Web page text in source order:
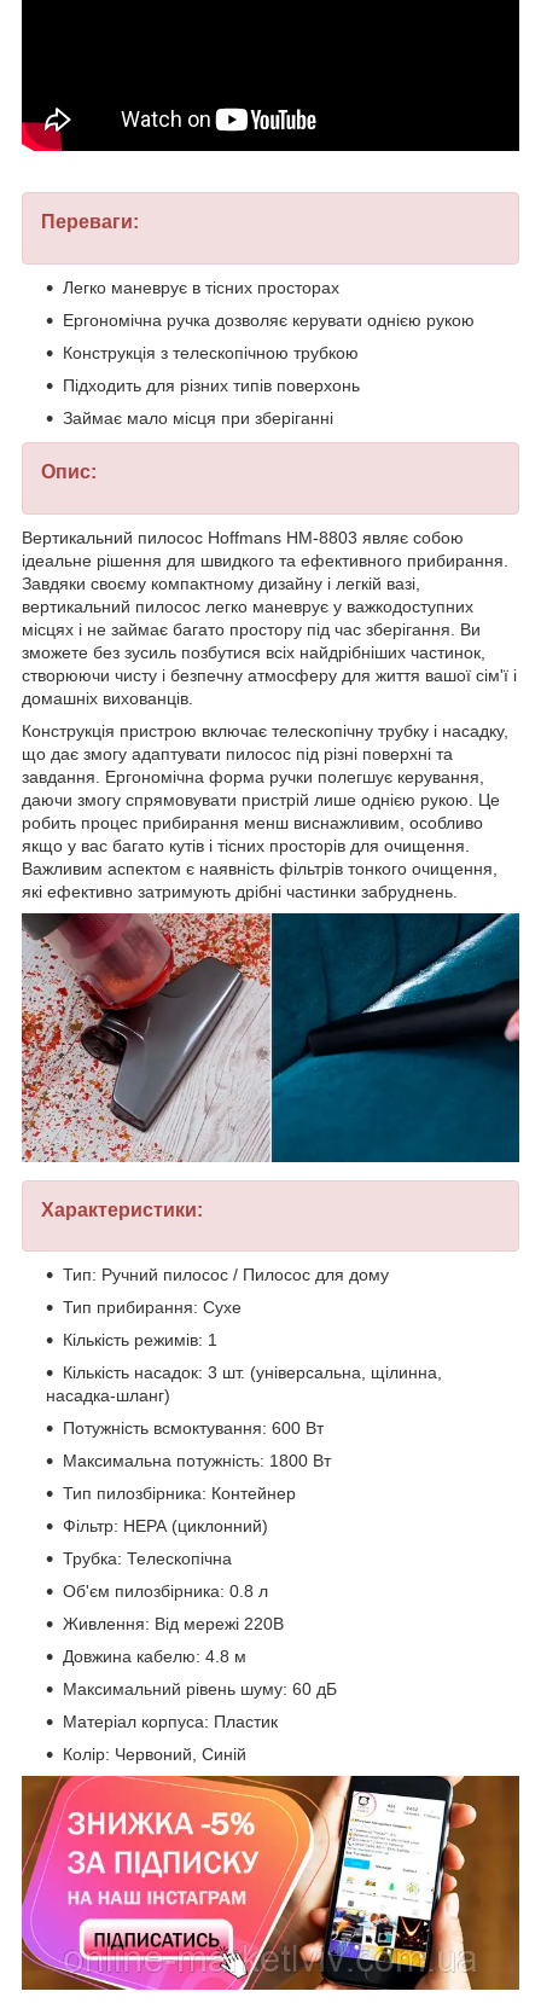
Переваги:
Легко маневрує в тісних просторах
Ергономічна ручка дозволяє керувати однією рукою
Конструкція з телескопічною трубкою
Підходить для різних типів поверхонь
Займає мало місця при зберіганні
Опис:
Вертикальний пилосос Hoffmans HM-8803 являє собою
ідеальне рішення для швидкого та ефективного прибирання.
Завдяки своєму компактному дизайну і легкій вазі,
вертикальний пилосос легко маневрує у важкодоступних
місцях і не займає багато простору під час зберігання. Ви
зможете без зусиль позбутися всіх найдрібніших частинок,
створюючи чисту і безпечну атмосферу для життя вашої сім'ї і
домашніх вихованців.
Конструкція пристрою включає телескопічну трубку і насадку,
що дає змогу адаптувати пилосос під різні поверхні та
завдання. Ергономічна форма ручки полегшує керування,
даючи змогу спрямовувати пристрій лише однією рукою. Це
робить процес прибирання менш виснажливим, особливо
якщо у вас багато кутів і тісних просторів для очищення.
Важливим аспектом є наявність фільтрів тонкого очищення,
які ефективно затримують дрібні частинки забруднень.
Характеристики:
Тип: Ручний пилосос / Пилосос для дому
Тип прибирання: Сухе
Кількість режимів: 1
Кількість насадок: 3 шт. (універсальна, щілинна,
насадка-шланг)
Потужність всмоктування: 600 Вт
Максимальна потужність: 1800 Вт
Тип пилозбірника: Контейнер
Фільтр: НЕРА (циклонний)
Трубка: Телескопічна
Об'єм пилозбірника: 0.8 л
Живлення: Від мережі 220В
Довжина кабелю: 4.8 м
Максимальний рівень шуму: 60 дБ
Матеріал корпуса: Пластик
Колір: Червоний, Синій